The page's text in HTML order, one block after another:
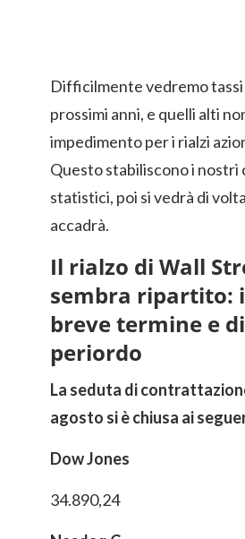
Difficilmente vedremo tassi
prossimi anni, e quelli alti
impedimento per i rialzi
Questo stabiliscono i nostri
statistici, poi si vedrà di
accadrà.
Il rialzo di Wall
sembra ripartito:
breve termine e
periordo
La seduta di
agosto si è chiusa ai
Dow Jones
34.890,24